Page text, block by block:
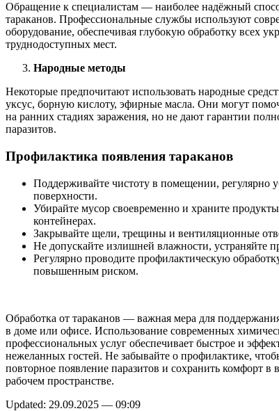
Обращение к специалистам — наиболее надёжный
тараканов. Профессиональные службы используют
оборудование, обеспечивая глубокую обработку всех
труднодоступных мест.
Народные методы
Некоторые предпочитают использовать народные
уксус, борную кислоту, эфирные масла. Они могут
на ранних стадиях заражения, но не дают гарантии
паразитов.
Профилактика появления тараканов
Поддерживайте чистоту в помещении, регулярно
поверхности.
Убирайте мусор своевременно и храните
контейнерах.
Закрывайте щели, трещины и вентиляционные
Не допускайте излишней влажности, устраняйте
Регулярно проводите профилактическую
повышенным риском.
Обработка от тараканов — важная мера для
в доме или офисе. Использование современных
профессиональных услуг обеспечивает быстрое и
нежеланных гостей. Не забывайте о профилактике,
повторное появление паразитов и сохранить комфорт
рабочем пространстве.
Updated: 29.09.2025 — 09:09